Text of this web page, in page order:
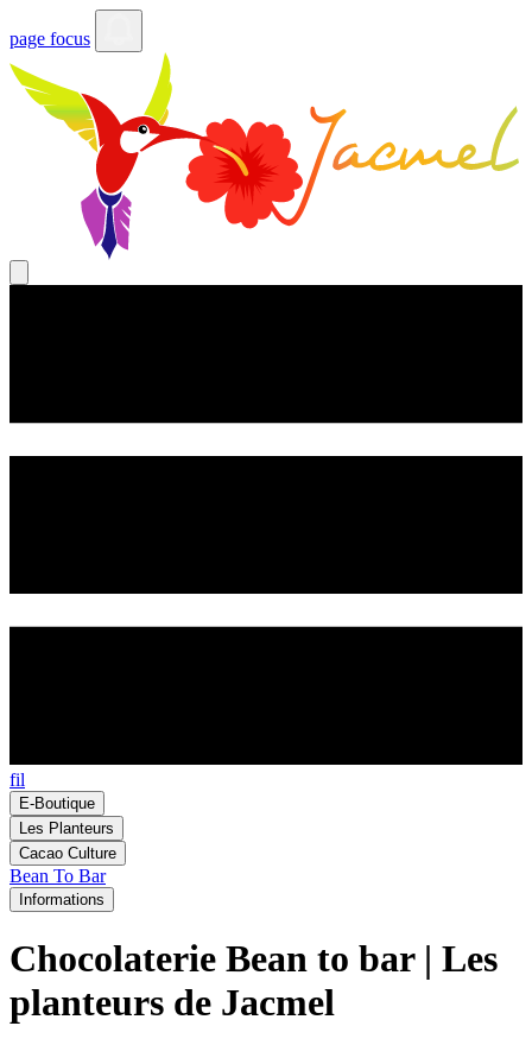
page focus
fil
E-Boutique
Les Planteurs
Cacao Culture
Bean To Bar
Informations
Chocolaterie Bean to bar | Les
planteurs de Jacmel